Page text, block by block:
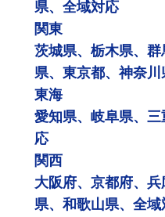
県、全域対応
関東
茨城県、栃木県、
県、東京都、神奈
東海
愛知県、岐阜県、
応
関西
大阪府、京都府、
県、和歌山県、全域